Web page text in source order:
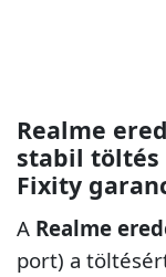
Realme
stabil töltés
Fixity
A Realme
port) a